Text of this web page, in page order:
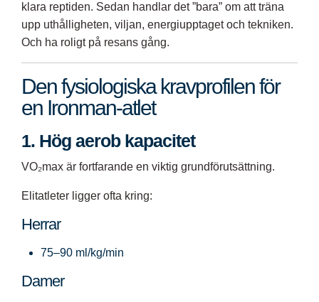
klara reptiden. Sedan handlar det ”bara” om att träna
upp uthålligheten, viljan, energiupptaget och tekniken.
Och ha roligt på resans gång.
Den fysiologiska kravprofilen för
en Ironman-atlet
1. Hög aerob kapacitet
VO₂max är fortfarande en viktig grundförutsättning.
Elitatleter ligger ofta kring:
Herrar
75–90 ml/kg/min
Damer